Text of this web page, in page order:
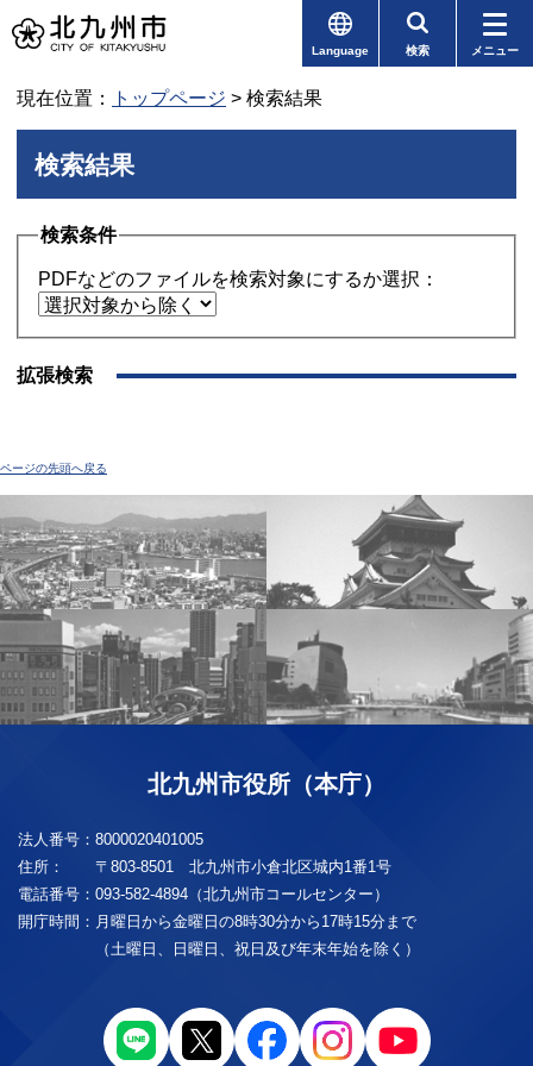
Language 検索 メニュー
現在位置： トップページ > 検索結果
検索結果
検索条件
PDFなどのファイルを検索対象にするか選択：
拡張検索
ページの先頭へ戻る
北九州市役所（本庁）
法人番号： 8000020401005
住所：
〒803-8501 北九州市小倉北区城内1番1号
電話番号： 093-582-4894（北九州市コールセンター）
開庁時間： 月曜日から金曜日の8時30分から17時15分まで
（土曜日、日曜日、祝日及び年末年始を除く）